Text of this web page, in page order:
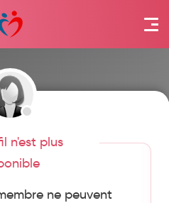
n'est plus
ne peuvent